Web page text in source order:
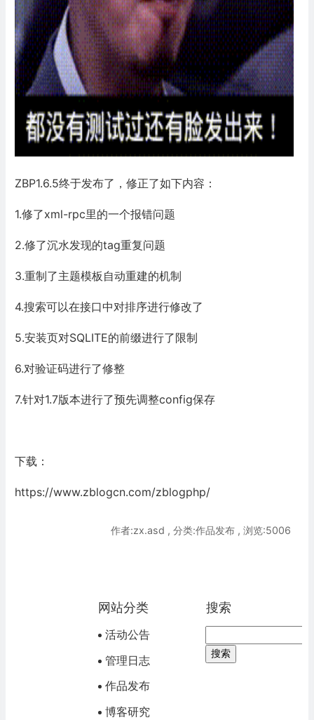
ZBP1.6.5终于发布了，修正了如下内容：
1.修了xml-rpc里的一个报错问题
2.修了沉水发现的tag重复问题
3.重制了主题模板自动重建的机制
4.搜索可以在接口中对排序进行修改了
5.安装页对SQLITE的前缀进行了限制
6.对验证码进行了修整
7.针对1.7版本进行了预先调整config保存
下载：
https://www.zblogcn.com/zblogphp/
作者:zx.asd , 分类:作品发布 , 浏览:5006
网站分类
活动公告
管理日志
作品发布
博客研究
搜索